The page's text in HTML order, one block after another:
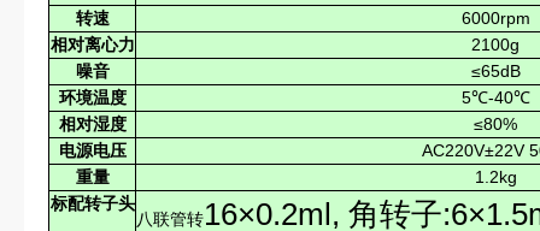
转速
6000rpm
相对离心力
2100g
噪音
≤65dB
环境温度
5℃-40℃
相对湿度
≤80%
电源电压
AC220V±22V
重量
1.2kg
标配转子头
八联管转16×0.2ml, 角转子